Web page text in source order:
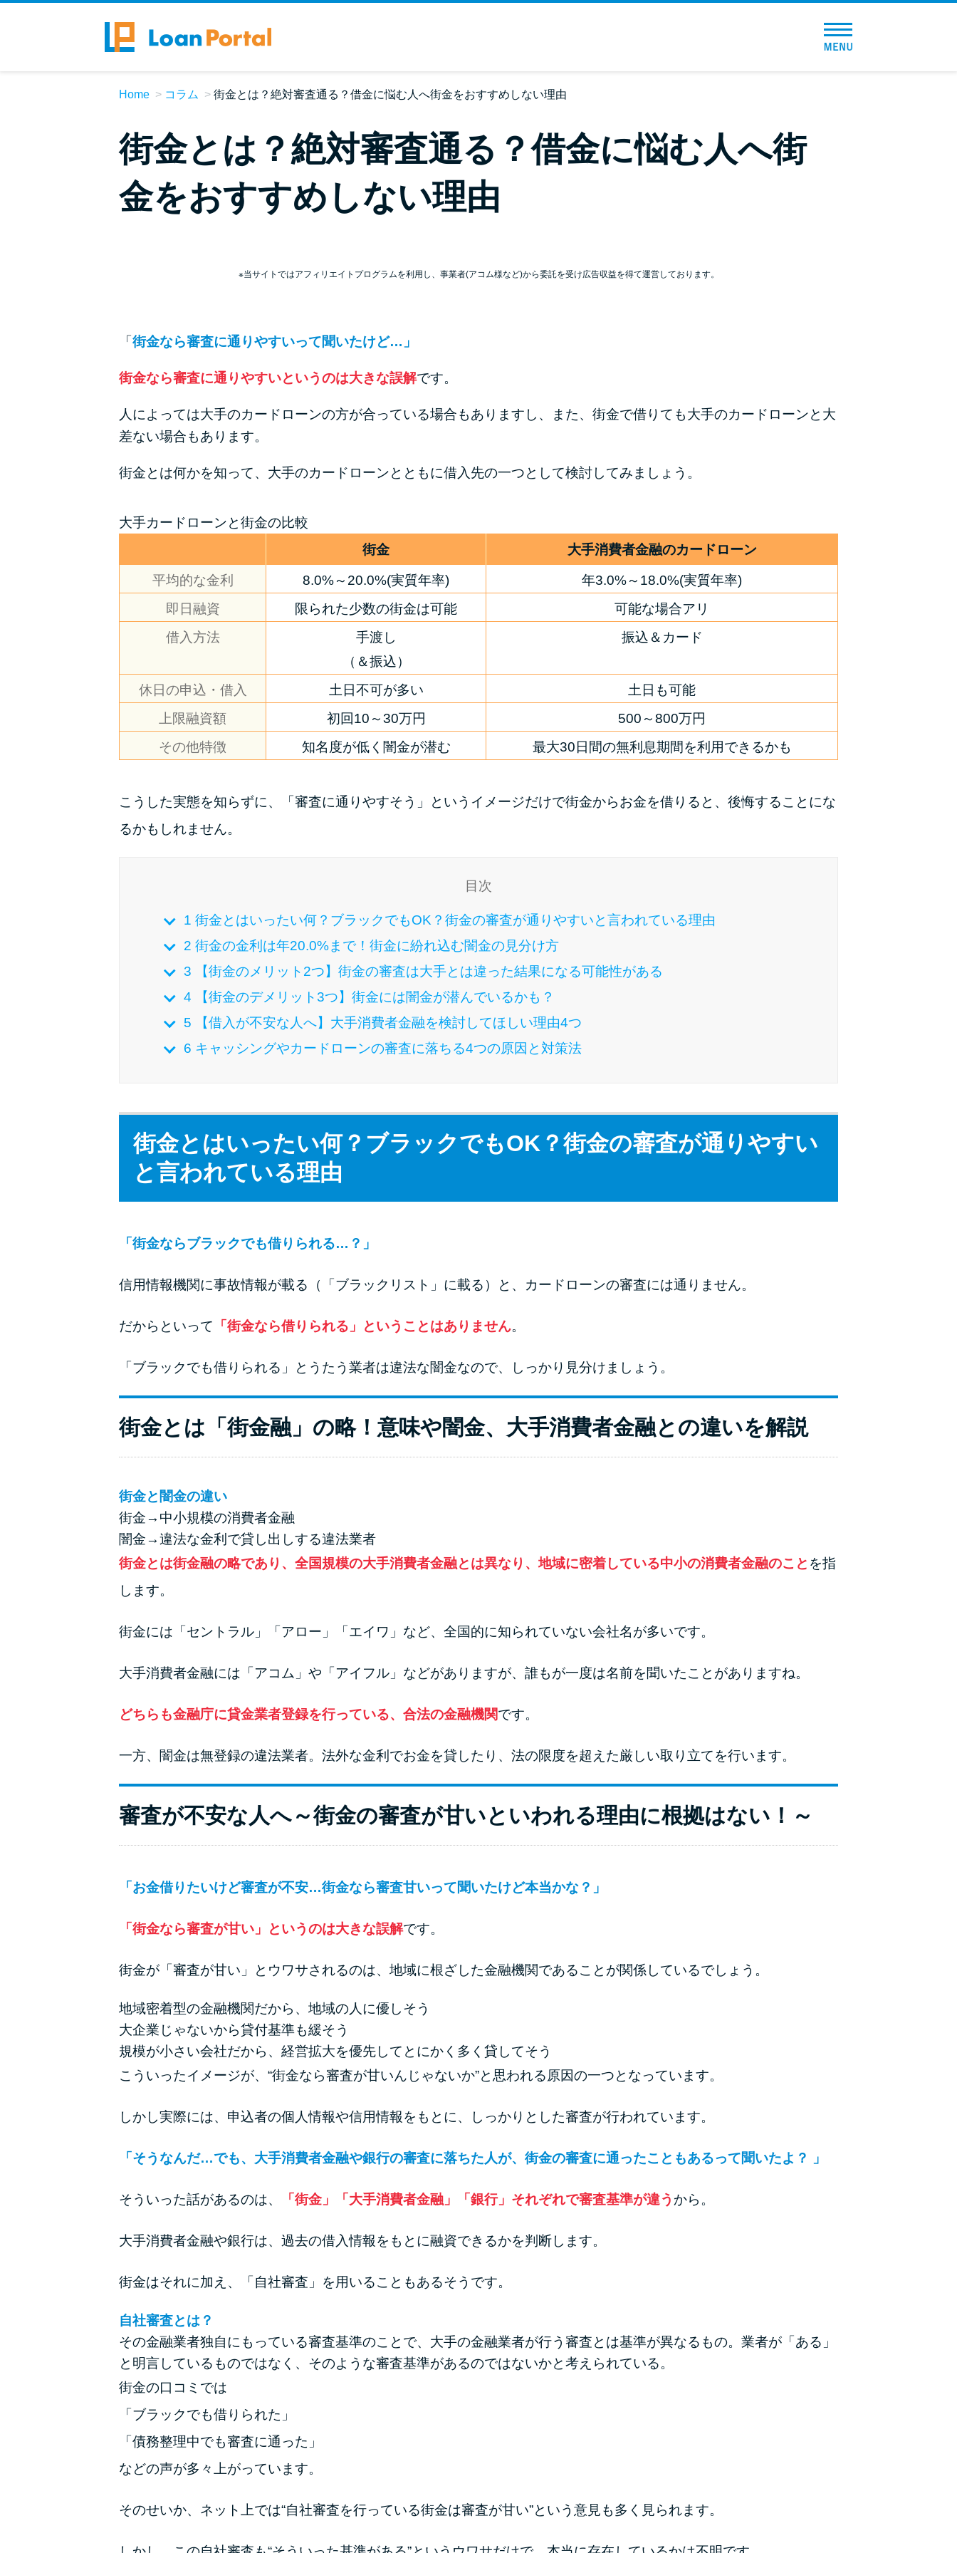
総合人気ランキング
とにかくすぐ借りたい方向け
便利なコンテンツ
リボ払いをそのまま払いきると損！
最速！最短40分で借りられるカードローン
種類や特徴で探す
銀行カードローンを選ぶべき4つの理由
無利息期間を利用して利息0円でお金を借りる3
つのポイント
種類・特徴別一覧
その他コラム
今月の家賃払えない…2ヵ月目には解決しない
と危険な理由と対処法3つ
家賃払えないが強制退去は避けたい…市役所に
ードローンと比較
りる方法がある？
申し込みブラックとは?判断の目安や審査に通
ラックか確かめる方法
プロミスの返済方法を徹底解説！ もっとも便
利でお得な返済方法はどれ？
年収が低い＆他社借入があると落ちる？バンク
イックの口コミを分析
Home コラム 街金とは？絶対審査通る？借金に悩む人へ街金をおすすめしない理由
街金とは？絶対審査通る？借金に悩む人へ街
金をおすすめしない理由
※当サイトではアフィリエイトプログラムを利用し、事業者(アコム様など)から委託を受け広告収益を得て運営しております。
「街金なら審査に通りやすいって聞いたけど…」
街金なら審査に通りやすいというのは大きな誤解です。
人によっては大手のカードローンの方が合っている場合もありますし、また、街金で借りても大手のカードローンと大
差ない場合もあります。
街金とは何かを知って、大手のカードローンとともに借入先の一つとして検討してみましょう。
大手カードローンと街金の比較
街金
大手消費者金融のカードローン
平均的な金利 8.0%～20.0%(実質年率)
年3.0%～18.0%(実質年率)
即日融資
限られた少数の街金は可能
可能な場合アリ
借入方法
手渡し
（＆振込）
振込＆カード
休日の申込・借入 土日不可が多い
土日も可能
上限融資額
初回10～30万円
500～800万円
その他特徴
知名度が低く闇金が潜む 最大30日間の無利息期間を利用できるかも
こうした実態を知らずに、「審査に通りやすそう」というイメージだけで街金からお金を借りると、後悔することにな
るかもしれません。
目次
1 街金とはいったい何？ブラックでもOK？街金の審査が通りやすいと言われている理由
2 街金の金利は年20.0%まで！街金に紛れ込む闇金の見分け方
3 【街金のメリット2つ】街金の審査は大手とは違った結果になる可能性がある
4 【街金のデメリット3つ】街金には闇金が潜んでいるかも？
5 【借入が不安な人へ】大手消費者金融を検討してほしい理由4つ
6 キャッシングやカードローンの審査に落ちる4つの原因と対策法
街金とはいったい何？ブラックでもOK？街金の審査が通りやすい
と言われている理由
「街金ならブラックでも借りられる…？」
信用情報機関に事故情報が載る（「ブラックリスト」に載る）と、カードローンの審査には通りません。
だからといって 「街金なら借りられる」ということはありません。
「ブラックでも借りられる」とうたう業者は違法な闇金なので、しっかり見分けましょう。
街金とは「街金融」の略！意味や闇金、大手消費者金融との違いを解説
街金と闇金の違い
街金→中小規模の消費者金融
闇金→違法な金利で貸し出しする違法業者
街金とは街金融の略であり、全国規模の大手消費者金融とは異なり、地域に密着している中小の消費者金融のこと を指
します。
街金には「セントラル」「アロー」「エイワ」など、全国的に知られていない会社名が多いです。
大手消費者金融には「アコム」や「アイフル」などがありますが、誰もが一度は名前を聞いたことがありますね。
どちらも金融庁に貸金業者登録を行っている、合法の金融機関です。
一方、闇金は無登録の違法業者。法外な金利でお金を貸したり、法の限度を超えた厳しい取り立てを行います。
審査が不安な人へ～街金の審査が甘いといわれる理由に根拠はない！～
「お金借りたいけど審査が不安…街金なら審査甘いって聞いたけど本当かな？」
「街金なら審査が甘い」というのは大きな誤解です。
街金が「審査が甘い」とウワサされるのは、地域に根ざした金融機関であることが関係しているでしょう。
地域密着型の金融機関だから、地域の人に優しそう
大企業じゃないから貸付基準も緩そう
規模が小さい会社だから、経営拡大を優先してとにかく多く貸してそう
こういったイメージが、“街金なら審査が甘いんじゃないか”と思われる原因の一つとなっています。
しかし実際には、申込者の個人情報や信用情報をもとに、しっかりとした審査が行われています。
「そうなんだ…でも、大手消費者金融や銀行の審査に落ちた人が、街金の審査に通ったこともあるって聞いたよ？ 」
そういった話があるのは、 「街金」「大手消費者金融」「銀行」それぞれで審査基準が違う から。
大手消費者金融や銀行は、過去の借入情報をもとに融資できるかを判断します。
街金はそれに加え、「自社審査」を用いることもあるそうです。
自社審査とは？
その金融業者独自にもっている審査基準のことで、大手の金融業者が行う審査とは基準が異なるもの。業者が「ある」
と明言しているものではなく、そのような審査基準があるのではないかと考えられている。
街金の口コミでは
「ブラックでも借りられた」
「債務整理中でも審査に通った」
などの声が多々上がっています。
そのせいか、ネット上では“自社審査を行っている街金は審査が甘い”という意見も多く見られます。